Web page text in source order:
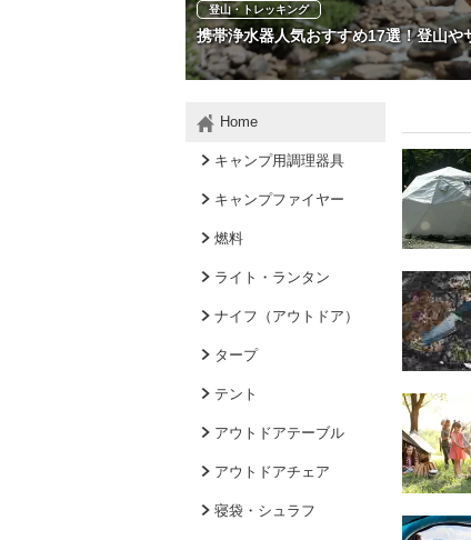
登山・トレッキング
携帯浄水器人気おすすめ17選！登山や
Home
キャンプ用調理器具
キャンプファイヤー
燃料
ライト・ランタン
ナイフ（アウトドア）
タープ
テント
アウトドアテーブル
アウトドアチェア
寝袋・シュラフ